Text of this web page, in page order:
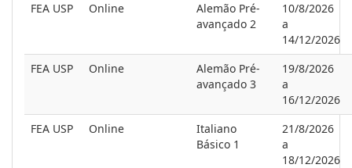
FEA USP
Online
Alemão Pré-
avançado 2
10/8/2026
a
14/12/2026
FEA USP
Online
Alemão Pré-
avançado 3
19/8/2026
a
16/12/2026
FEA USP
Online
Italiano
Básico 1
21/8/2026
a
18/12/2026